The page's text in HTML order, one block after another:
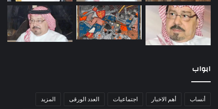
ابواب
أنساب أهم الاخبار اجتماعيات العدد الورقى المزيد